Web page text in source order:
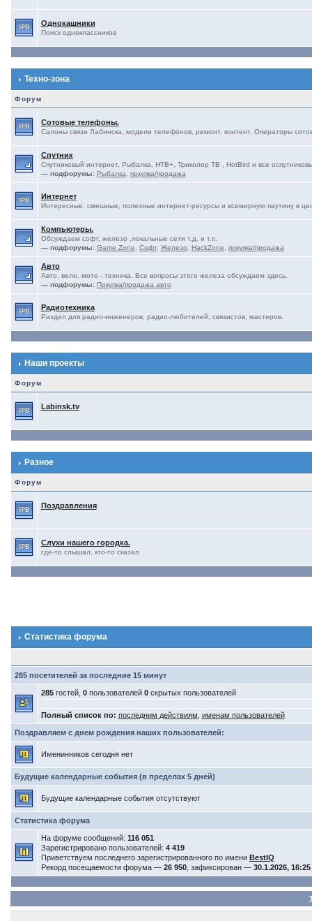
Однокашники
Поиск одноклассников
Техно-зона
Форум
Сотовые телефоны.
Салоны связи Лабинска, модели телефонов, ремонт, контент, Операторы
Спутник
Спутниковый интернет, Рыбалка, НТВ+, Триколор ТВ , HotBird и все
— подфорумы: Рыбалка покупка/продажа
Интернет
Интересные, смешные, полезные интернет-ресурсы и всемирную паутину в
Компьютеры.
Обсуждаем софт, железо ,локальные сети т.д. и т.п.
— подфорумы: Game Zone Софт, Железо HackZone покупка/продажа
Авто
Авто, вело, мото - техника. Все вопросы этого железа обсуждаем здесь.
— подфорумы: Покупка/продажа авто
Радиотехника
Раздел для радио-инженеров, радио-любителей, связистов, мастеров.
Наши проекты
Форум
Labinsk.tv
Разное
Форум
Поздравления
Слухи нашего городка.
где-то слышал, кто-то сказал
Статистика форума
285 посетителей за последние 15 минут
285гостей, 0пользователей 0скрытых пользователей
Полный список по: последним действиям именам пользователей
Поздравляем с днем рождения наших пользователей:
Именинников сегодня нет
Будущие календарные события (в пределах 5 дней)
Будущие календарные события отсутствуют
Статистика форума
На форуме сообщений: 116 051
Зарегистрировано пользователей: 4 419
Приветствуем последнего зарегистрированного по имени BestIQ
Рекорд посещаемости форума — 26 950, зафиксирован — 30.1.2026, 16:25